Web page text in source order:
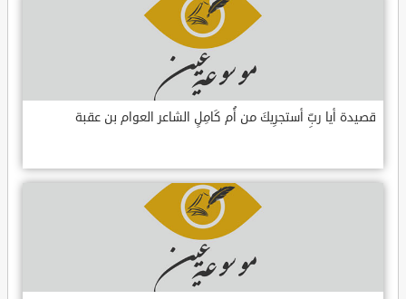
قصيدة أيا ربِّ أستجرِيكَ من أُم كَامِلٍ الشاعر العوام بن عقبة